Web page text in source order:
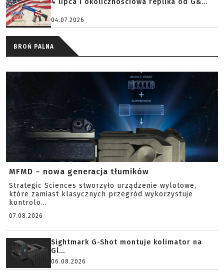
4 lipca i okolicznościowa replika od G&...
04.07.2026
BROŃ PALNA
MFMD – nowa generacja tłumików
Strategic Sciences stworzyło urządzenie wylotowe,
które zamiast klasycznych przegród wykorzystuje
kontrolo...
07.08.2026
Sightmark G-Shot montuje kolimator na
Gl...
06.08.2026